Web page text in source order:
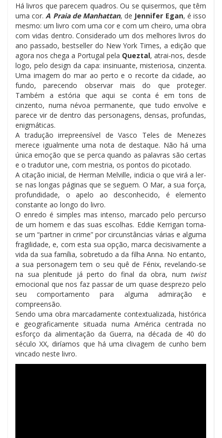
Há livros que parecem quadros. Ou se quisermos, que têm
uma cor.A Praia de Manhattan, de Jennifer Egan, é isso
mesmo: um livro com uma cor e com um cheiro, uma obra
com vidas dentro. Considerado um dos melhores livros do
ano passado, bestseller do New York Times, a edição que
agora nos chega a Portugal pela Queztal, atrai-nos, desde
logo, pelo design da capa: insinuante, misteriosa, cinzenta.
Uma imagem do mar ao perto e o recorte da cidade, ao
fundo, parecendo observar mais do que proteger.
Também a estória que aqui se conta é em tons de
cinzento, numa névoa permanente, que tudo envolve e
parece vir de dentro das personagens, densas, profundas,
enigmáticas.
A tradução irrepreensível de Vasco Teles de Menezes
merece igualmente uma nota de destaque. Não há uma
única emoção que se perca quando as palavras são certas
e o tradutor une, com mestria, os pontos do picotado.
A citação inicial, de Herman Melville, indicia o que virá a ler-
se nas longas páginas que se seguem. O Mar, a sua força,
profundidade, o apelo ao desconhecido, é elemento
constante ao longo do livro.
O enredo é simples mas intenso, marcado pelo percurso
de um homem e das suas escolhas. Eddie Kerrigan torna-
se um “partner in crime” por circunstâncias várias e alguma
fragilidade, e, com esta sua opção, marca decisivamente a
vida da sua família, sobretudo a da filha Anna. No entanto,
a sua personagem tem o seu quê de Fénix, revelando-se
na sua plenitude já perto do final da obra, num twist
emocional que nos faz passar de um quase desprezo pelo
seu comportamento para alguma admiração e
compreensão.
Sendo uma obra marcadamente contextualizada, histórica
e geograficamente situada numa América centrada no
esforço da alimentação da Guerra, na década de 40 do
século XX, diríamos que há uma clivagem de cunho bem
vincado neste livro.